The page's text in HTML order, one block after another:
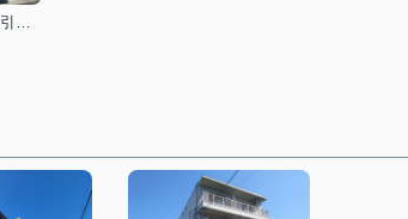
さいたま市大宮区櫛引町１丁目